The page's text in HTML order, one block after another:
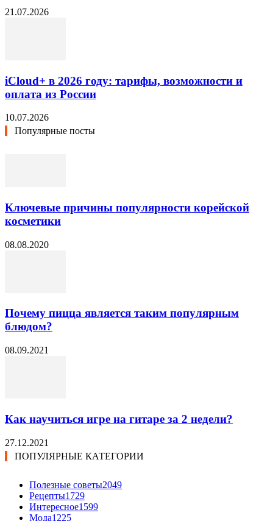
21.07.2026
iCloud+ в 2026 году: тарифы, возможности и
оплата из России
10.07.2026
Популярные посты
Ключевые причины популярности корейской
косметики
08.08.2020
Почему пицца является таким популярным
блюдом?
08.09.2021
Как научиться игре на гитаре за 2 недели?
27.12.2021
ПОПУЛЯРНЫЕ КАТЕГОРИИ
Полезные советы2049
Рецепты1729
Интересное1599
Мода1225